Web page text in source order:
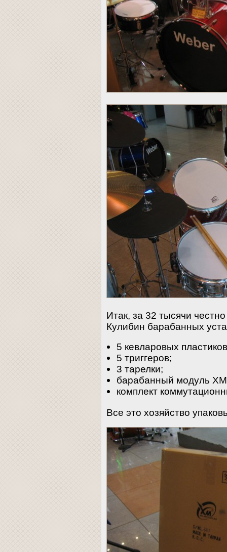
Итак, за 32 тысячи
Кулибин барабанных
5 кевларовых
5 триггеров;
3 тарелки;
барабанный модуль
комплект
Все это хозяйство